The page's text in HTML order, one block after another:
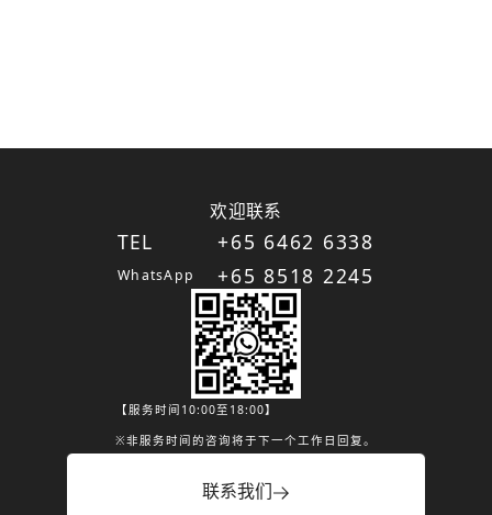
欢迎联系
TEL
WhatsApp
+65 6462 6338
+65 8518 2245
【服务时间10:00至18:00】
※非服务时间的咨询将于下一个工作日回复。
联系我们